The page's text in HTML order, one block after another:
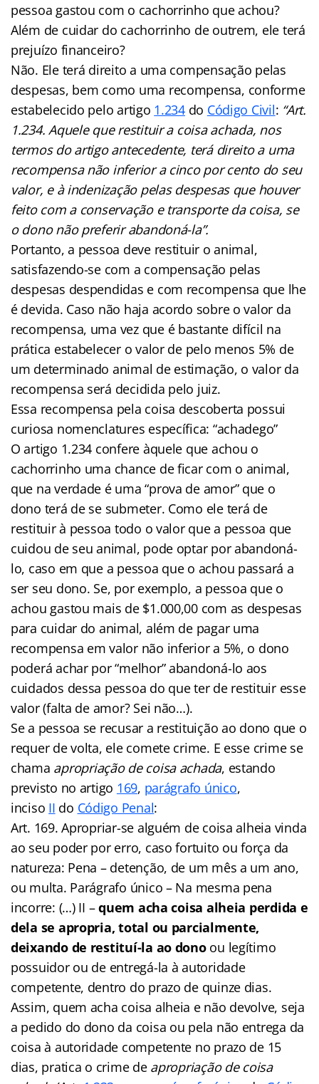
pessoa gastou com o cachorrinho que achou?
Além de cuidar do cachorrinho de outrem, ele terá
prejuízo financeiro?
Não. Ele terá direito a uma compensação pelas
despesas, bem como uma recompensa, conforme
estabelecido pelo artigo 1.234do Código Civil: “Art.
1.234. Aquele que restituir a coisa achada, nos
termos do artigo antecedente, terá direito a uma
recompensa não inferior a cinco por cento do seu
valor, e à indenização pelas despesas que houver
feito com a conservação e transporte da coisa, se
o dono não preferir abandoná-la”.
Portanto, a pessoa deve restituir o animal,
satisfazendo-se com a compensação pelas
despesas despendidas e com recompensa que lhe
é devida. Caso não haja acordo sobre o valor da
recompensa, uma vez que é bastante difícil na
prática estabelecer o valor de pelo menos 5% de
um determinado animal de estimação, o valor da
recompensa será decidida pelo juiz.
Essa recompensa pela coisa descoberta possui
curiosa nomenclatures específica: “achadego”
O artigo 1.234 confere àquele que achou o
cachorrinho uma chance de ficar com o animal,
que na verdade é uma “prova de amor” que o
dono terá de se submeter. Como ele terá de
restituir à pessoa todo o valor que a pessoa que
cuidou de seu animal, pode optar por abandoná-
lo, caso em que a pessoa que o achou passará a
ser seu dono. Se, por exemplo, a pessoa que o
achou gastou mais de $1.000,00 com as despesas
para cuidar do animal, além de pagar uma
recompensa em valor não inferior a 5%, o dono
poderá achar por “melhor” abandoná-lo aos
cuidados dessa pessoa do que ter de restituir esse
valor (falta de amor? Sei não…).
Se a pessoa se recusar a restituição ao dono que o
requer de volta, ele comete crime. E esse crime se
chama apropriação de coisa achada, estando
previsto no artigo 169, parágrafo único,
inciso II do Código Penal:
Art. 169. Apropriar-se alguém de coisa alheia vinda
ao seu poder por erro, caso fortuito ou força da
natureza: Pena – detenção, de um mês a um ano,
ou multa. Parágrafo único – Na mesma pena
incorre: (…) II –quem acha coisa alheia perdida e
dela se apropria, total ou parcialmente,
deixando de restituí-la ao dono ou legítimo
possuidor ou de entregá-la à autoridade
competente, dentro do prazo de quinze dias.
Assim, quem acha coisa alheia e não devolve, seja
a pedido do dono da coisa ou pela não entrega da
coisa à autoridade competente no prazo de 15
dias, pratica o crime de apropriação de coisa